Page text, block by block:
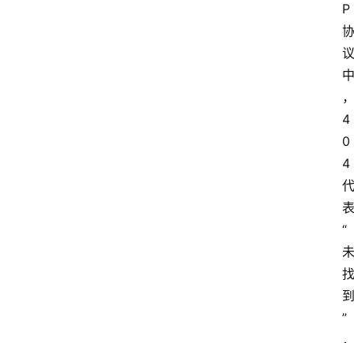
P
协
议
中
，
4
0
4
代
表
“
未
找
到
”
，